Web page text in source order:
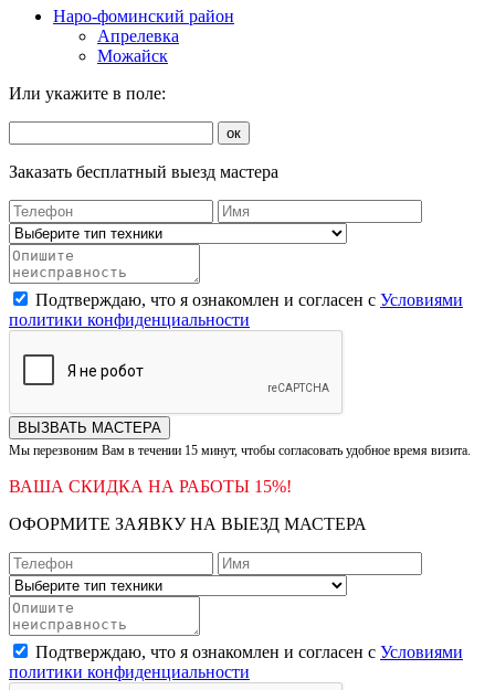
Наро-фоминский район
Апрелевка
Можайск
Или укажите в поле:
ок
Заказать бесплатный выезд мастера
Подтверждаю, что я ознакомлен и согласен с Условиями
политики конфиденциальности
ВЫЗВАТЬ МАСТЕРА
Мы перезвоним Вам в течении 15 минут, чтобы согласовать удобное время визита.
ВАША СКИДКА НА РАБОТЫ 15%!
ОФОРМИТЕ ЗАЯВКУ НА ВЫЕЗД МАСТЕРА
Подтверждаю, что я ознакомлен и согласен с Условиями
политики конфиденциальности